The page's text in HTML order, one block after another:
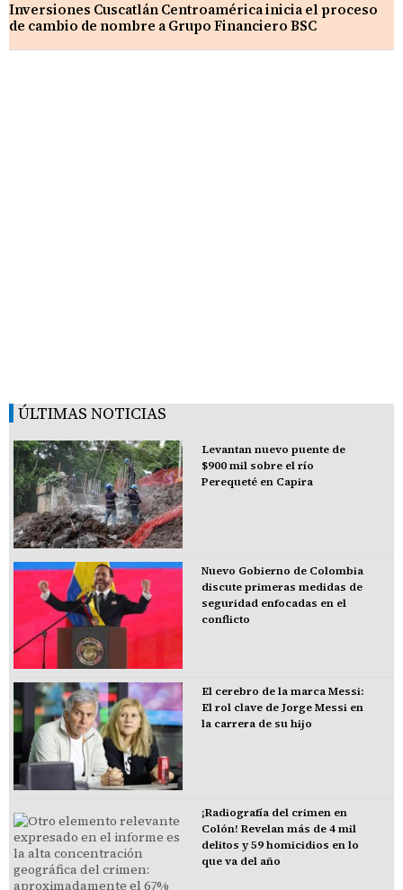
Inversiones Cuscatlán Centroamérica inicia el proceso
de cambio de nombre a Grupo Financiero BSC
ÚLTIMAS NOTICIAS
Levantan nuevo puente de
$900 mil sobre el río
Perequeté en Capira
Nuevo Gobierno de Colombia
discute primeras medidas de
seguridad enfocadas en el
conflicto
El cerebro de la marca Messi:
El rol clave de Jorge Messi en
la carrera de su hijo
¡Radiografía del crimen en
Colón! Revelan más de 4 mil
delitos y 59 homicidios en lo
que va del año